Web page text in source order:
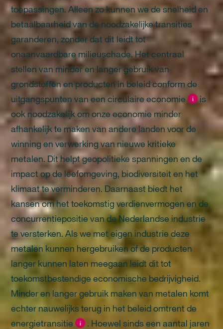
toepassingen. Alleen zo kunnen we de snelheid en
betaalbaarheid van de noodzakelijke transities
garanderen, zonder dat dit leidt tot
onaanvaardbare milieuschade. Het centraal
stellen van minder en langer gebruik van
grondstoffen en producten in beleid conform de
uitgangspunten van een circulaire economie i is
ook noodzakelijk om onze economie minder
afhankelijk te maken van andere landen voor de
winning en verwerking van nieuwe kritieke
metalen. Dit helpt geopolitieke spanningen en de
impact op de leefomgeving, biodiversiteit en het
klimaat te verminderen. Daarnaast biedt het
kansen om het toekomstig verdienvermogen en de
concurrentiepositie van de Nederlandse industrie
te versterken. Als we met eigen industrie deze
metalen kunnen hergebruiken of de producten
langer kunnen laten meegaan leidt dit tot
toekomstbestendige economische bedrijvigheid.
Minder en langer gebruik maken van metalen komt
echter nauwelijks terug in het beleid omtrent de
energietransitie i
. Hoewel sinds een aantal jaren